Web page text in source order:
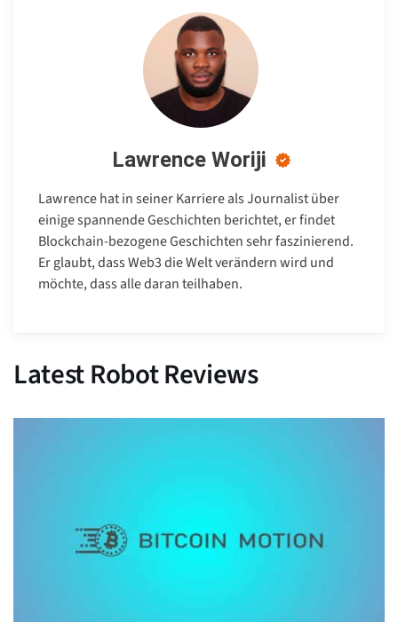
Lawrence Woriji
Lawrence hat in seiner Karriere als Journalist über
einige spannende Geschichten berichtet, er findet
Blockchain-bezogene Geschichten sehr faszinierend.
Er glaubt, dass Web3 die Welt verändern wird und
möchte, dass alle daran teilhaben.
Latest Robot Reviews